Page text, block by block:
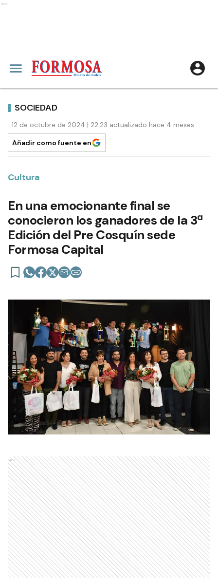
Ads
SOCIEDAD
12 de octubre de 2024 | 22:23 actualizado hace 4 meses
Añadir como fuente en
Cultura
En una emocionante final se
conocieron los ganadores de la 3ª
Edición del Pre Cosquín sede
Formosa Capital
Ads